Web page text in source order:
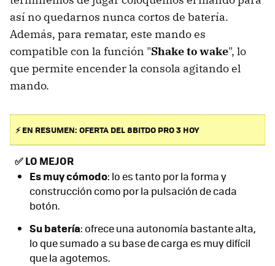
así no quedarnos nunca cortos de batería.
Además, para rematar, este mando es
compatible con la función "Shake to wake", lo
que permite encender la consola agitando el
mando.
⚡ EN RESUMEN: OFERTA DEL 8BITDO PRO 3 HOY
✅LO MEJOR
Es muy cómodo: lo es tanto por la forma y
construcción como por la pulsación de cada
botón.
Su batería: ofrece una autonomía bastante alta,
lo que sumado a su base de carga es muy difícil
que la agotemos.